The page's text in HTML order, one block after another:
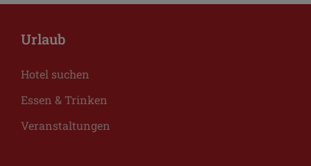
Urlaub
Hotel suchen
Essen & Trinken
Veranstaltungen